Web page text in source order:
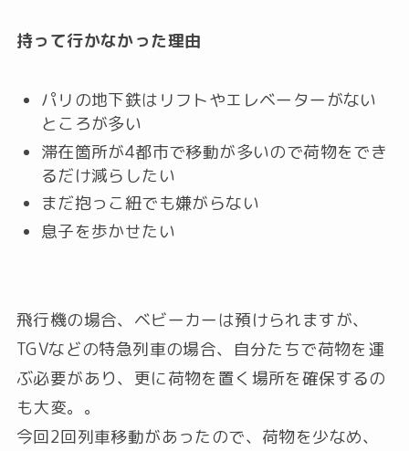
持って行かなかった理由
パリの地下鉄はリフトやエレベーターがない
ところが多い
滞在箇所が4都市で移動が多いので荷物をでき
るだけ減らしたい
まだ抱っこ紐でも嫌がらない
息子を歩かせたい
飛行機の場合、ベビーカーは預けられますが、
TGVなどの特急列車の場合、自分たちで荷物を運
ぶ必要があり、更に荷物を置く場所を確保するの
も大変。。
今回2回列車移動があったので、荷物を少なめ、